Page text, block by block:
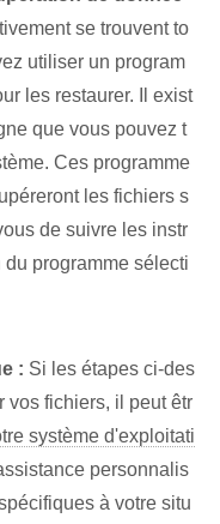
se trouvent to
utiliser un program
les restaurer. Il exist
que vous pouvez t
Ces programme
les fichiers s
de suivre les instr
programme sélecti
: Si les étapes ci-des
vos fichiers, il peut êtr
système d'exploitati
personnalis
à votre situ